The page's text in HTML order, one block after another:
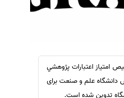
امتياز اعتبارات پژوهشي
علم و صنعت برای
تدوین شده است.